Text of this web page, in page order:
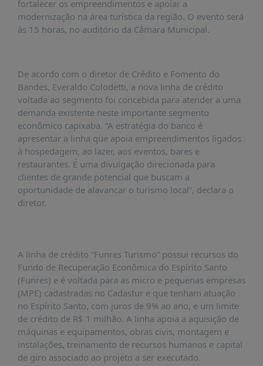
DADOS
SOBRE
A
FRENTE
MATERIAIS
INFORMAÇÕES
CURSOS
E
EVENTOS
PUBLICAÇÕES
REVISTA
RUMOS
LIVROS
ESTUDOS
NOTÍCIAS
fortalecer os empreendimentos e apoiar a
modernização na área turística da região. O evento será
às 15 horas, no auditório da Câmara Municipal.
De acordo com o diretor de Crédito e Fomento do
Bandes, Everaldo Colodetti, a nova linha de crédito
voltada ao segmento foi concebida para atender a uma
demanda existente neste importante segmento
econômico capixaba. “A estratégia do banco é
apresentar a linha que apoia empreendimentos ligados
à hospedagem, ao lazer, aos eventos, bares e
restaurantes. É uma divulgação direcionada para
clientes de grande potencial que buscam a
oportunidade de alavancar o turismo local”, declara o
diretor.
A linha de crédito “Funres Turismo” possui recursos do
Fundo de Recuperação Econômica do Espírito Santo
(Funres) e é voltada para as micro e pequenas empresas
(MPE) cadastradas no Cadastur e que tenham atuação
no Espírito Santo, com juros de 9% ao ano, e um limite
de crédito de R$ 1 milhão. A linha apoia a aquisição de
máquinas e equipamentos, obras civis, montagem e
instalações, treinamento de recursos humanos e capital
de giro associado ao projeto a ser executado.